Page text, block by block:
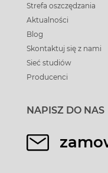
Strefa oszczędzania
Aktualności
Blog
Skontaktuj się z nami
Sieć studiów
Producenci
NAPISZ DO NAS